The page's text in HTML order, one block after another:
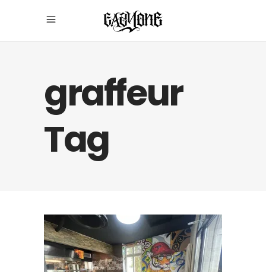
graffeur
Tag